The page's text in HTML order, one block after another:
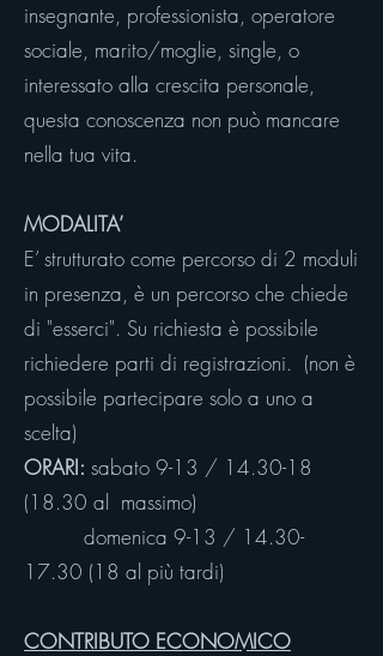
insegnante, professionista, operatore
sociale, marito/moglie, single, o
interessato alla crescita personale,
questa conoscenza non può mancare
nella tua vita.
MODALITA’
E’ strutturato come percorso di 2 moduli
in presenza, è un percorso che chiede
di "esserci". Su richiesta è possibile
richiedere parti di registrazioni. (non è
possibile partecipare solo a uno a
scelta)
ORARI: sabato 9-13 / 14.30-18
(18.30 al massimo)
domenica 9-13 / 14.30-
17.30 (18 al più tardi)
CONTRIBUTO ECONOMICO